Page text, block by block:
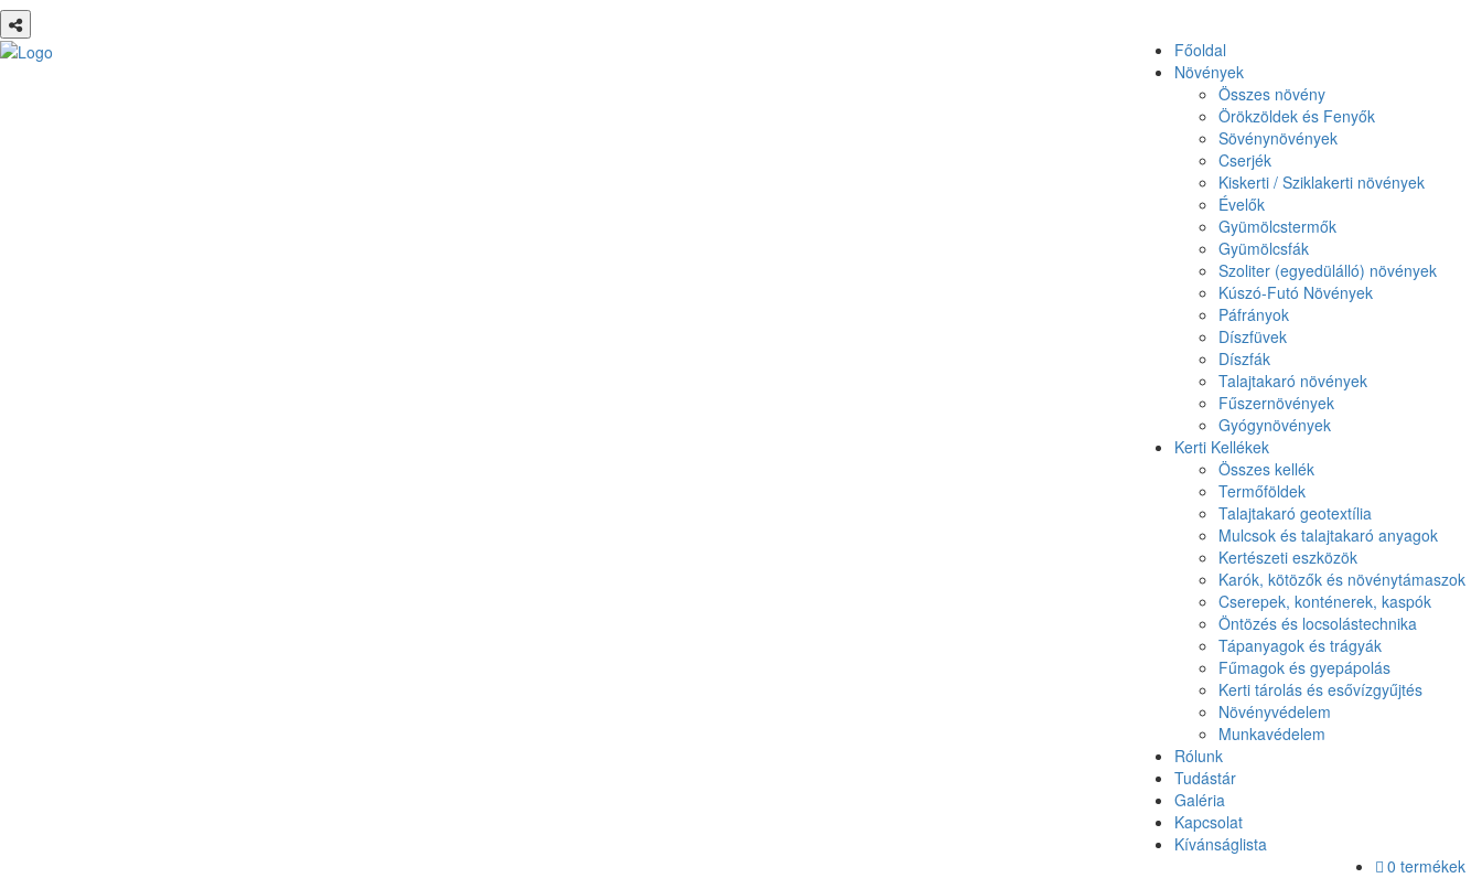
Főoldal
Növények
Összes növény
Örökzöldek és Fenyők
Sövénynövények
Cserjék
Kiskerti / Sziklakerti növények
Évelők
Gyümölcstermők
Gyümölcsfák
Szoliter (egyedülálló) növények
Kúszó-Futó Növények
Páfrányok
Díszfüvek
Díszfák
Talajtakaró növények
Fűszernövények
Gyógynövények
Kerti Kellékek
Összes kellék
Termőföldek
Talajtakaró geotextília
Mulcsok és talajtakaró anyagok
Kertészeti eszközök
Karók, kötözők és növénytámaszok
Cserepek, konténerek, kaspók
Öntözés és locsolástechnika
Tápanyagok és trágyák
Fűmagok és gyepápolás
Kerti tárolás és esővízgyűjtés
Növényvédelem
Munkavédelem
Rólunk
Tudástár
Galéria
Kapcsolat
Kívánságlista
0 termékek